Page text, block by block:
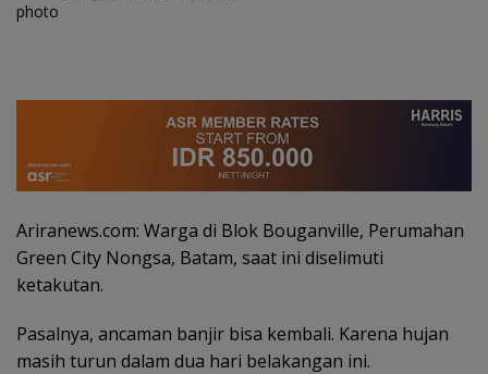
Ariranews.com: Warga di Blok Bouganville, Perumahan
Green City Nongsa, Batam, saat ini diselimuti
ketakutan.
Pasalnya, ancaman banjir bisa kembali. Karena hujan
masih turun dalam dua hari belakangan ini.